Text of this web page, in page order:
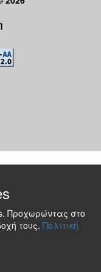
Προχωρώντας στο
τους. Πολιτική